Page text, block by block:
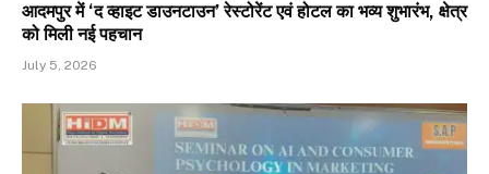
आदमपुर में ‘द व्हाइट डाउनटाउन’ रेस्टोरेंट एवं होटल का भव्य शुभारंभ, क्षेत्र
को मिली नई पहचान
July 5, 2026